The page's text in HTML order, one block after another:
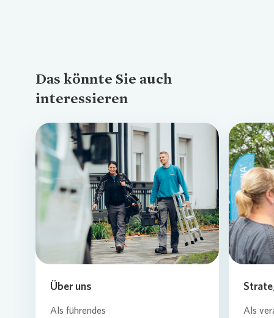
Das könnte Sie auch
interessieren
Loading...
Über uns
Als führendes
Als